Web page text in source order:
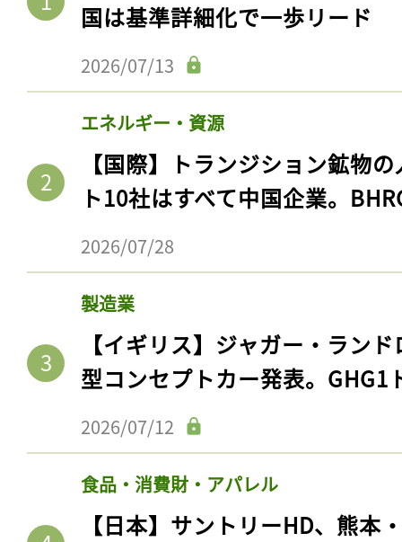
国は基準詳細化で一歩リード
2026/07/13
エネルギー・資源
【国際】トランジション鉱物
ト10社はすべて中国企業。
2026/07/28
製造業
【イギリス】ジャガー・ラン
型コンセプトカー発表。GHG1
2026/07/12
食品・消費財・アパレル
【日本】サントリーHD、熊本
会員登録